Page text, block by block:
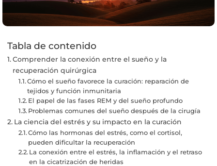
Tabla de contenido
Comprender la conexión entre el sueño y la
recuperación quirúrgica
Cómo el sueño favorece la curación: reparación de
tejidos y función inmunitaria
El papel de las fases REM y del sueño profundo
Problemas comunes del sueño después de la cirugía
La ciencia del estrés y su impacto en la curación
Cómo las hormonas del estrés, como el cortisol,
pueden dificultar la recuperación
La conexión entre el estrés, la inflamación y el retraso
en la cicatrización de heridas